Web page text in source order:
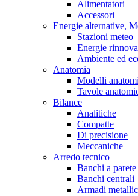
Alimentatori
Accessori
Energie alternative,
Stazioni meteo
Energie
Ambiente ed
Anatomia
Modelli
Tavole
Bilance
Analitiche
Compatte
Di precisione
Meccaniche
Arredo tecnico
Banchi a parete
Banchi centrali
Armadi